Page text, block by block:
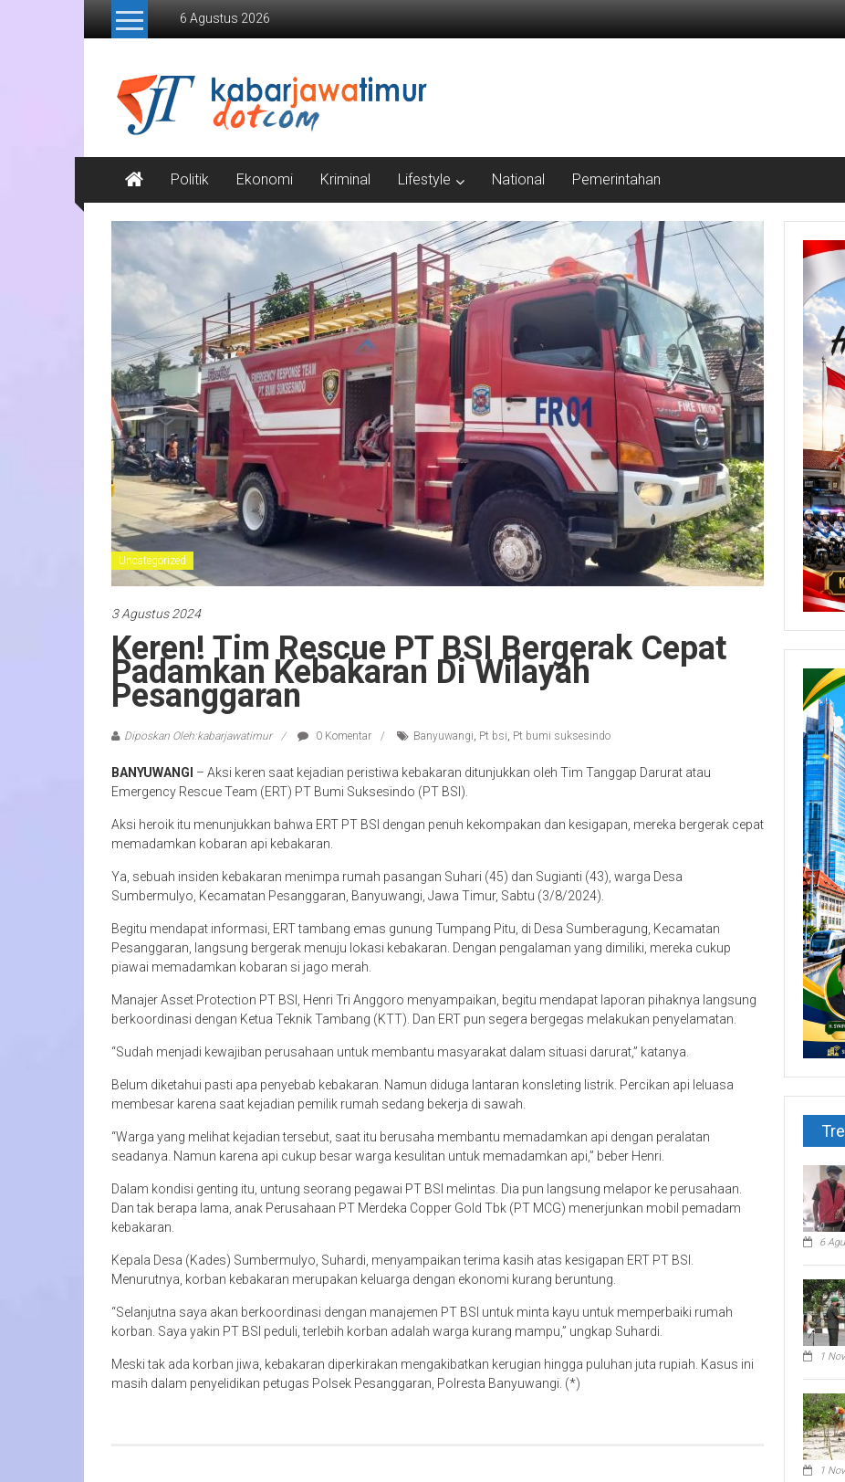
Lompat
6 Agustus 2026
Kabar
Jawa
Timur
Media
Online
Jawa
Politik Ekonomi Kriminal Lifestyle National Pemerintahan
Uncategorized
3 Agustus 2024
Keren! Tim Rescue PT BSI Bergerak Cepat
Padamkan Kebakaran Di Wilayah
Pesanggaran
Diposkan Oleh:kabarjawatimur 0 Komentar Banyuwangi, Pt bsi, Pt bumi suksesindo
BANYUWANGI – Aksi keren saat kejadian peristiwa kebakaran ditunjukkan oleh Tim Tanggap Darurat atau
Emergency Rescue Team (ERT) PT Bumi Suksesindo (PT BSI).
Aksi heroik itu menunjukkan bahwa ERT PT BSI dengan penuh kekompakan dan kesigapan, mereka bergerak cepat
memadamkan kobaran api kebakaran.
Ya, sebuah insiden kebakaran menimpa rumah pasangan Suhari (45) dan Sugianti (43), warga Desa
Sumbermulyo, Kecamatan Pesanggaran, Banyuwangi, Jawa Timur, Sabtu (3/8/2024).
Begitu mendapat informasi, ERT tambang emas gunung Tumpang Pitu, di Desa Sumberagung, Kecamatan
Pesanggaran, langsung bergerak menuju lokasi kebakaran. Dengan pengalaman yang dimiliki, mereka cukup
piawai memadamkan kobaran si jago merah.
Manajer Asset Protection PT BSI, Henri Tri Anggoro menyampaikan, begitu mendapat laporan pihaknya langsung
berkoordinasi dengan Ketua Teknik Tambang (KTT). Dan ERT pun segera bergegas melakukan penyelamatan.
“Sudah menjadi kewajiban perusahaan untuk membantu masyarakat dalam situasi darurat,” katanya.
Belum diketahui pasti apa penyebab kebakaran. Namun diduga lantaran konsleting listrik. Percikan api leluasa
membesar karena saat kejadian pemilik rumah sedang bekerja di sawah.
“Warga yang melihat kejadian tersebut, saat itu berusaha membantu memadamkan api dengan peralatan
seadanya. Namun karena api cukup besar warga kesulitan untuk memadamkan api,” beber Henri.
Dalam kondisi genting itu, untung seorang pegawai PT BSI melintas. Dia pun langsung melapor ke perusahaan.
Dan tak berapa lama, anak Perusahaan PT Merdeka Copper Gold Tbk (PT MCG) menerjunkan mobil pemadam
kebakaran.
Kepala Desa (Kades) Sumbermulyo, Suhardi, menyampaikan terima kasih atas kesigapan ERT PT BSI.
Menurutnya, korban kebakaran merupakan keluarga dengan ekonomi kurang beruntung.
“Selanjutna saya akan berkoordinasi dengan manajemen PT BSI untuk minta kayu untuk memperbaiki rumah
korban. Saya yakin PT BSI peduli, terlebih korban adalah warga kurang mampu,” ungkap Suhardi.
Meski tak ada korban jiwa, kebakaran diperkirakan mengakibatkan kerugian hingga puluhan juta rupiah. Kasus ini
masih dalam penyelidikan petugas Polsek Pesanggaran, Polresta Banyuwangi. (*)
6
1
1